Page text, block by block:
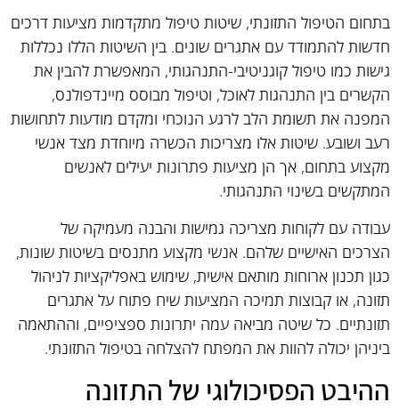
בתחום הטיפול התזונתי, שיטות טיפול מתקדמות מציעות דרכים
חדשות להתמודד עם אתגרים שונים. בין השיטות הללו נכללות
גישות כמו טיפול קוגניטיבי-התנהגותי, המאפשרת להבין את
הקשרים בין התנהגות לאוכל, וטיפול מבוסס מיינדפולנס,
המפנה את תשומת הלב לרגע הנוכחי ומקדם מודעות לתחושות
רעב ושובע. שיטות אלו מצריכות הכשרה מיוחדת מצד אנשי
מקצוע בתחום, אך הן מציעות פתרונות יעילים לאנשים
המתקשים בשינוי התנהגותי.
עבודה עם לקוחות מצריכה גמישות והבנה מעמיקה של
הצרכים האישיים שלהם. אנשי מקצוע מתנסים בשיטות שונות,
כגון תכנון ארוחות מותאם אישית, שימוש באפליקציות לניהול
תזונה, או קבוצות תמיכה המציעות שיח פתוח על אתגרים
תזונתיים. כל שיטה מביאה עמה יתרונות ספציפיים, וההתאמה
ביניהן יכולה להוות את המפתח להצלחה בטיפול התזונתי.
ההיבט הפסיכולוגי של התזונה